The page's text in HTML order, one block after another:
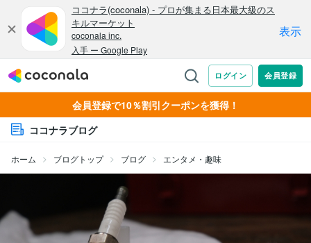
会員登録で10％割引クーポンを獲得！
ココナラブログ
ホーム ブログトップ ブログ エンタメ・趣味